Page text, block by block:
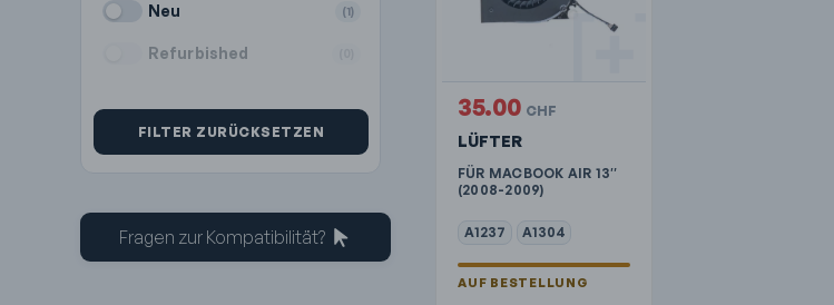
Neu (1)
Refurbished
FILTER ZURÜCKSETZEN
Fragen zur Kompatibilität?
LÜFTER
FÜR MACBOOK AIR 13″
(2008-2009)
A1237 A1304
35.00 CHF